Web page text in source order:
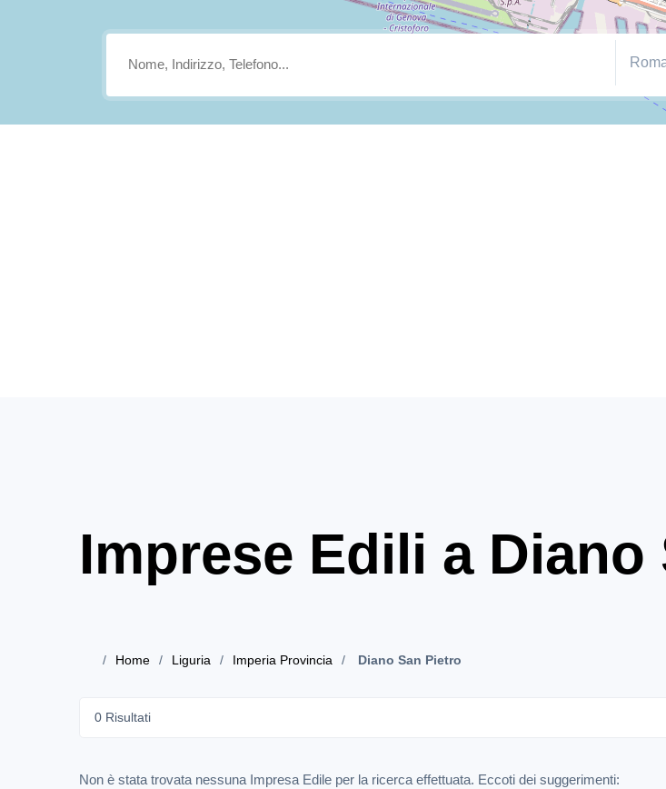
Imprese Edili a Diano
Home Liguria Imperia Provincia Diano San Pietro
0 Risultati
Non è stata trovata nessuna Impresa Edile per la ricerca effettuata. Eccoti dei suggerimenti: